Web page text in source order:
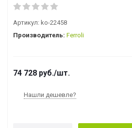
Артикул: ko-22458
Производитель: Ferroli
74 728 руб./шт.
Нашли дешевле?